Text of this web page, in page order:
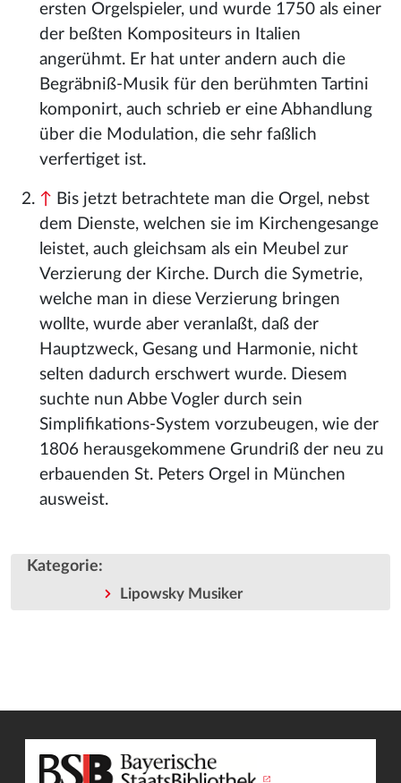
ersten Orgelspieler, und wurde 1750 als einer
der beßten Kompositeurs in Italien
angerühmt. Er hat unter andern auch die
Begräbniß-Musik für den berühmten Tartini
komponirt, auch schrieb er eine Abhandlung
über die Modulation, die sehr faßlich
verfertiget ist.
↑ Bis jetzt betrachtete man die Orgel, nebst
dem Dienste, welchen sie im Kirchengesange
leistet, auch gleichsam als ein Meubel zur
Verzierung der Kirche. Durch die Symetrie,
welche man in diese Verzierung bringen
wollte, wurde aber veranlaßt, daß der
Hauptzweck, Gesang und Harmonie, nicht
selten dadurch erschwert wurde. Diesem
suchte nun Abbe Vogler durch sein
Simplifikations-System vorzubeugen, wie der
1806 herausgekommene Grundriß der neu zu
erbauenden St. Peters Orgel in München
ausweist.
Kategorie:
Lipowsky Musiker